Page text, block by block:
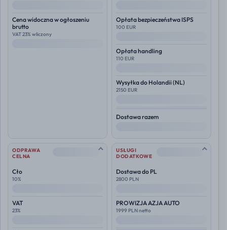
Cena widoczna w ogłoszeniu
brutto
VAT 23% wliczony
Opłata bezpieczeństwa ISPS
100 EUR
Opłata handling
110 EUR
Wysyłka do Holandii (NL)
2150 EUR
Dostawa razem
ODPRAWA
CELNA
--
Cło
10%
VAT
23%
USŁUGI
DODATKOWE
--
Dostawa do PL
2800 PLN
PROWIZJA AZJA AUTO
1999 PLN netto